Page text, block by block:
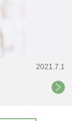
2021.7.1